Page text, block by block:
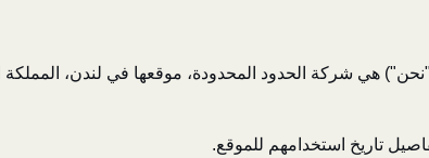
تاريخ استخدامهم للموقع.